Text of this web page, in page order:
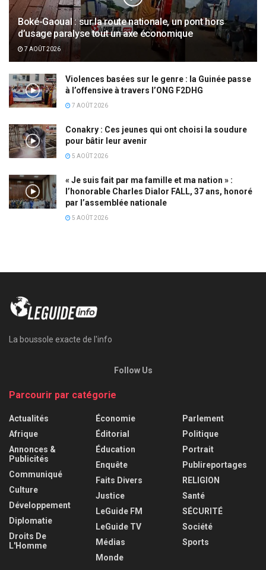
Boké-Gaoual : sur la route nationale, un pont hors
d’usage paralyse tout un axe économique
7 AOÛT 2026
Violences basées sur le genre : la Guinée passe
à l’offensive à travers l’ONG F2DHG
7 AOÛT 2026
Conakry : Ces jeunes qui ont choisi la soudure
pour bâtir leur avenir
5 AOÛT 2026
« Je suis fait par ma famille et ma nation » :
l’honorable Charles Dialor FALL, 37 ans, honoré
par l’assemblée nationale
5 AOÛT 2026
La boussole exacte de l'info
Follow Us
Parcourir par catégorie
Actualités
Afrique
Annonces &
Publicités
Communiqué
Culture
Développement
Diplomatie
Droits De
L'Homme
Économie
Éditorial
Éducation
Enquête
Faits Divers
Justice
LeGuide FM
LeGuide TV
Médias
Monde
Parlement
Politique
Portrait
Publireportages
RELIGION
Santé
SÉCURITÉ
Société
Sports